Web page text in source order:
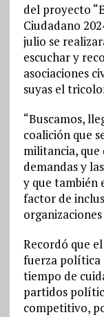
del proyecto
Ciudadano
julio se
escuchar y
asociaciones
suyas el
“Buscamos,
coalición que
militancia, que
demandas y
y que también
factor de
Recordó que
fuerza política
tiempo de
partidos
competitivo,